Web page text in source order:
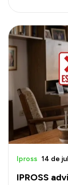
IPROSS
Ipross 14 de